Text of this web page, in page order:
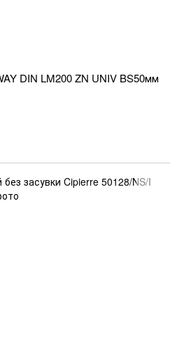
DIN LM200 ZN UNIV BS50мм